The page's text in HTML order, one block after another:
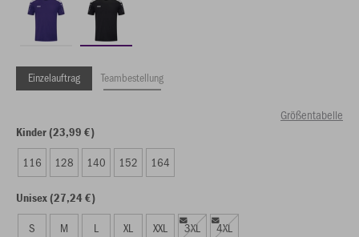
Einzelauftrag Teambestellung
Größentabelle
Kinder (23,99 €)
116 128 140 152 164
Unisex (27,24 €)
S M L XL XXL 3XL 4XL